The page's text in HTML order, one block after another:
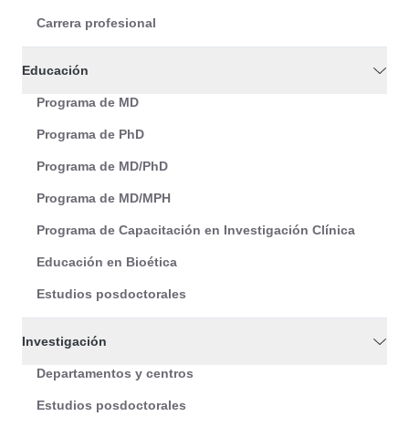
Carrera profesional
Educación
Programa de MD
Programa de PhD
Programa de MD/PhD
Programa de MD/MPH
Programa de Capacitación en Investigación Clínica
Educación en Bioética
Estudios posdoctorales
Investigación
Departamentos y centros
Estudios posdoctorales